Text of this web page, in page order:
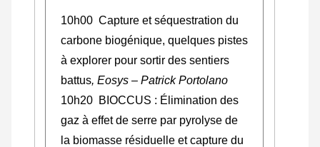
10h00 Capture et séquestration du
carbone biogénique, quelques pistes
à explorer pour sortir des sentiers
battus, Eosys – Patrick Portolano
10h20 BIOCCUS : Élimination des
gaz à effet de serre par pyrolyse de
la biomasse résiduelle et capture du